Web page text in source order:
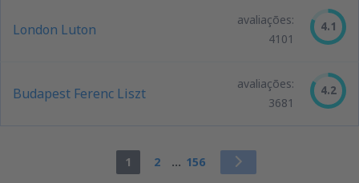
London Luton
avaliações:
4101
4.1
Budapest Ferenc Liszt
avaliações:
3681
4.2
1 2 ... 156